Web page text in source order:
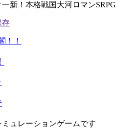
新！本格戦国大河ロマンSRPG
ュレーションゲームです